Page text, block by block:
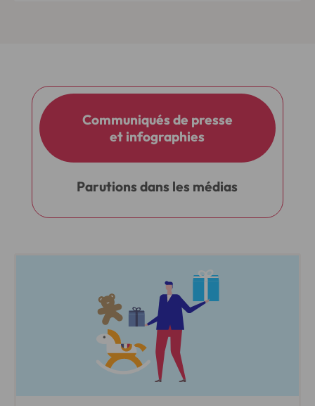
Communiqués de presse
et infographies
Parutions dans les médias